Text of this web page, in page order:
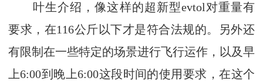
叶生介绍，像这样的超新型evtol对重量有
要求，在116公斤以下才是符合法规的。另外还
有限制在一些特定的场景进行飞行运作，以及早
上6:00到晚上6:00这段时间的使用要求，在这个